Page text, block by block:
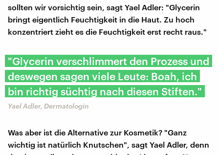
sollten wir vorsichtig sein, sagt Yael Adler: "Glycerin
bringt eigentlich Feuchtigkeit in die Haut. Zu hoch
konzentriert zieht es die Feuchtigkeit erst recht raus."
"Glycerin verschlimmert den Prozess und
deswegen sagen viele Leute: Boah, ich
bin richtig süchtig nach diesen Stiften."
Yael Adler, Dermatologin
Was aber ist die Alternative zur Kosmetik? "Ganz
wichtig ist natürlich Knutschen", sagt Yael Adler, denn